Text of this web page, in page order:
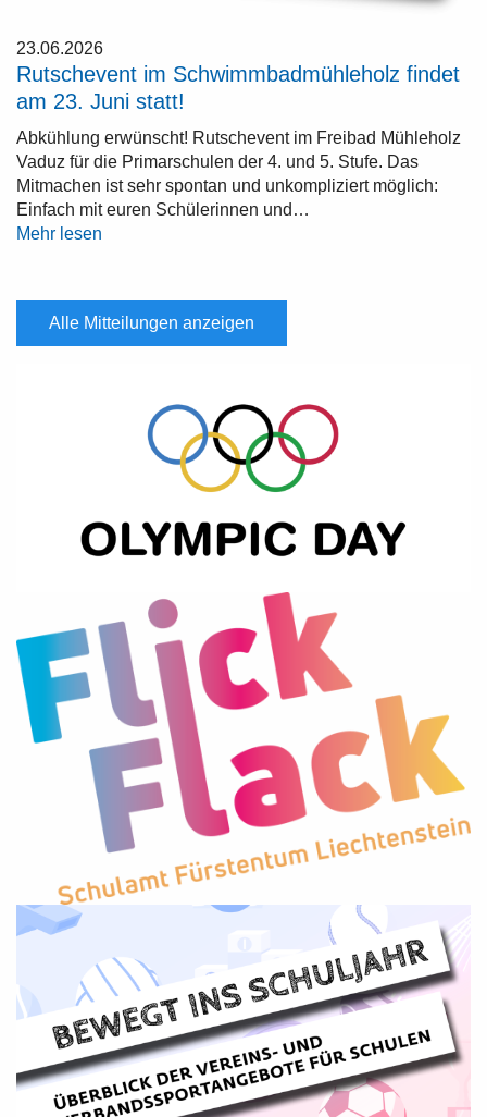
23.06.2026
Rutschevent im Schwimmbadmühleholz findet
am 23. Juni statt!
Abkühlung erwünscht! Rutschevent im Freibad Mühleholz
Vaduz für die Primarschulen der 4. und 5. Stufe. Das
Mitmachen ist sehr spontan und unkompliziert möglich:
Einfach mit euren Schülerinnen und…
Mehr lesen
Alle Mitteilungen anzeigen